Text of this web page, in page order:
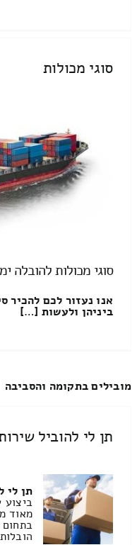
סוגי מכולות
סוגי מכולות להובלה
אנו נעזור לכם להכיר
ביניהן ולעשות […]
מובילים בתקומה והסביבה
תן לי להוביל
תן לי
ביצוע
מאוד
בתחום